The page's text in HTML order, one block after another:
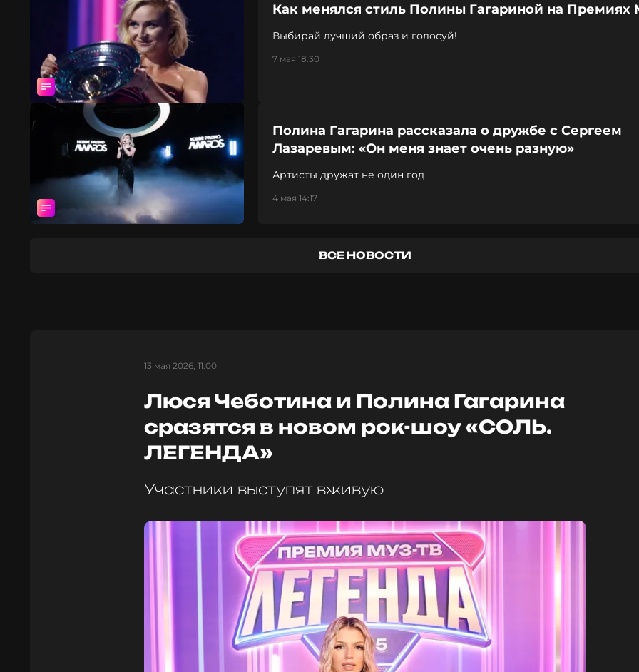
Как менялся стиль Полины Гагариной на Премиях
Выбирай лучший образ и голосуй!
7 мая 18:30
Полина Гагарина рассказала о дружбе с Сергеем
Лазаревым: «Он меня знает очень разную»
Артисты дружат не один год
4 мая 14:17
ВСЕ НОВОСТИ
13 мая 2026, 11:00
Люся Чеботина и Полина Гагарина
сразятся в новом рок-шоу «СОЛЬ.
ЛЕГЕНДА»
Участники выступят вживую